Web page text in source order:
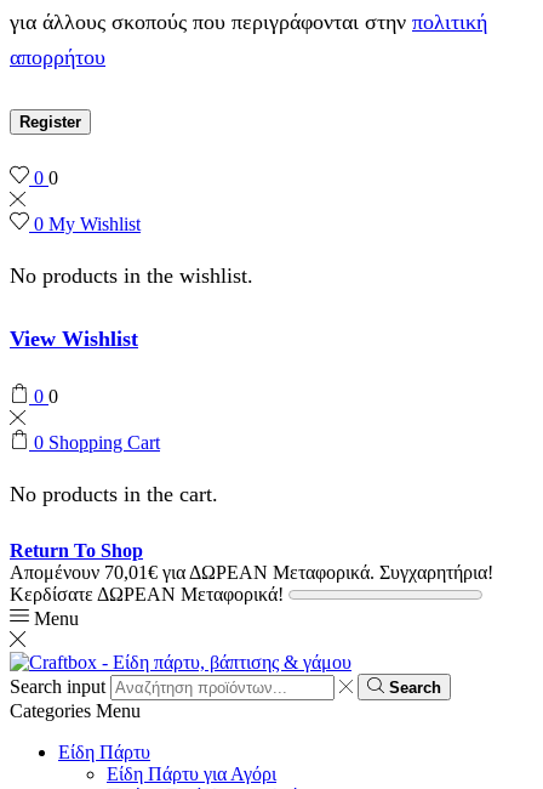
για άλλους σκοπούς που περιγράφονται στην πολιτική
απορρήτου
Register
0 0
0 My Wishlist
No products in the wishlist.
View Wishlist
0 0
0 Shopping Cart
No products in the cart.
Return To Shop
Απομένουν 70,01€ για ΔΩΡΕΑΝ Μεταφορικά. Συγχαρητήρια!
Κερδίσατε ΔΩΡΕΑΝ Μεταφορικά!
Menu
Search input Search
Categories Menu
Είδη Πάρτυ
Είδη Πάρτυ για Αγόρι